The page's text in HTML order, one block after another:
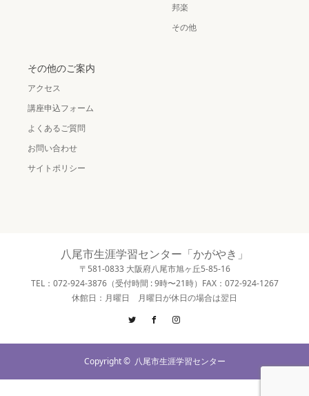
邦楽
その他
その他のご案内
アクセス
講座申込フォーム
よくあるご質問
お問い合わせ
サイトポリシー
八尾市生涯学習センター「かがやき」
〒581-0833 大阪府八尾市旭ヶ丘5-85-16
TEL：072-924-3876（受付時間 : 9時〜21時）FAX：072-924-1267
休館日：月曜日 月曜日が休日の場合は翌日
Twitter Facebook
Copyright © 八尾市生涯学習センター